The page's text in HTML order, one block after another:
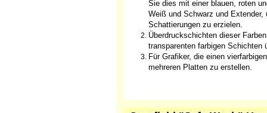
Sie dies mit einer blauen, roten
Weiß und Schwarz und Extender,
Schattierungen zu erzielen.
Überdruckschichten dieser
transparenten farbigen Schichten
Für Grafiker, die einen
mehreren Platten zu erstellen.